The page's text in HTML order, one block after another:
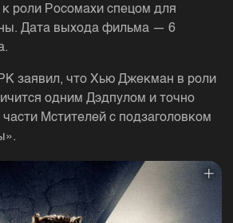
роли Росомахи спецом для
Дата выхода фильма — 6
заявил, что Хью Джекман в роли
одним Дэдпулом и точно
Мстителей с подзаголовком